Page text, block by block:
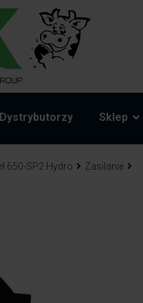
Dystrybutorzy Sklep
650-SP2 Hydro
Zasilanie